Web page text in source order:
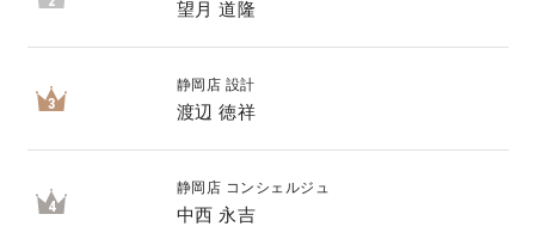
望月 道隆
3
静岡店 設計
渡辺 徳祥
4
静岡店 コンシェルジュ
中西 永吉